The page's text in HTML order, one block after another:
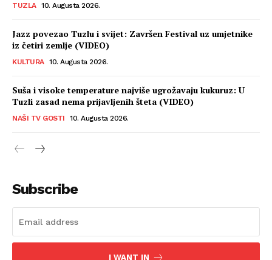
TUZLA 10. Augusta 2026.
Jazz povezao Tuzlu i svijet: Završen Festival uz umjetnike
iz četiri zemlje (VIDEO)
KULTURA 10. Augusta 2026.
Suša i visoke temperature najviše ugrožavaju kukuruz: U
Tuzli zasad nema prijavljenih šteta (VIDEO)
NAŠI TV GOSTI 10. Augusta 2026.
Subscribe
I WANT IN